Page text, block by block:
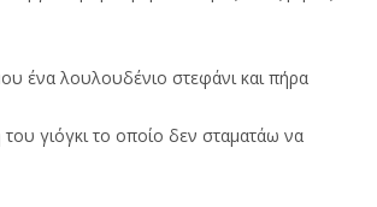
ένα λουλουδένιο στεφάνι και πήρα
γιόγκι το οποίο δεν σταματάω να